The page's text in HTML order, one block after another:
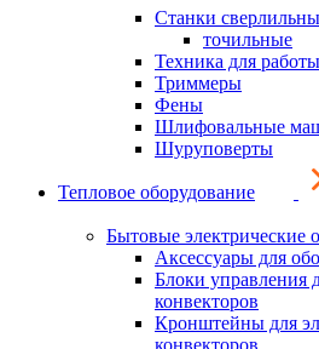
Станки
точильные
Техника для
Триммеры
Фены
Шлифовальные
Шуруповерты
Тепловое оборудование
Бытовые электрические
Аксессуары для
Блоки управления
конвекторов
Кронштейны для
конвекторов